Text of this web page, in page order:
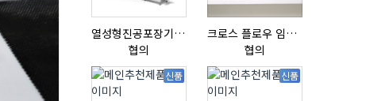
열성형진공포장기 표준형 모델 OMNIVAC S-200
협의
크로스 플로우 임펠라
협의
신품 신품